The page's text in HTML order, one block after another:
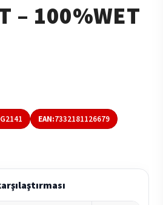
– 100%WET
EAN:7332181126679